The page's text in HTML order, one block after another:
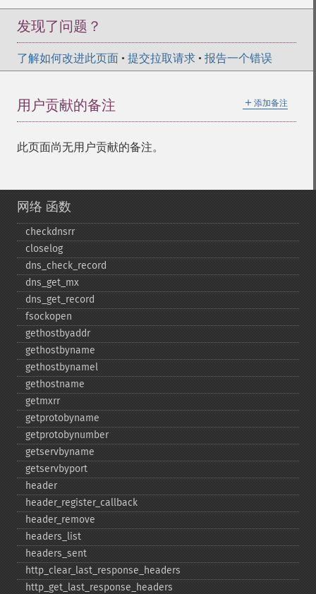
发现了问题？
了解如何改进此页面 • 提交拉取请求 • 报告一个错误
＋ 添加备注
用户贡献的备注
此页面尚无用户贡献的备注。
网络 函数
checkdnsrr
closelog
dns_​check_​record
dns_​get_​mx
dns_​get_​record
fsockopen
gethostbyaddr
gethostbyname
gethostbynamel
gethostname
getmxrr
getprotobyname
getprotobynumber
getservbyname
getservbyport
header
header_​register_​callback
header_​remove
headers_​list
headers_​sent
http_​clear_​last_​response_​headers
http_​get_​last_​response_​headers